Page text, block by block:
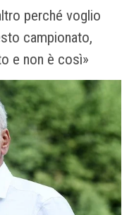
perché voglio
campionato,
e non è così»